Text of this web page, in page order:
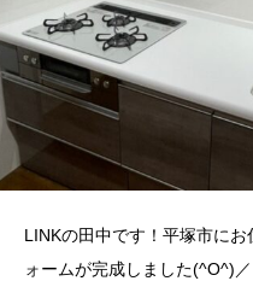
LINKの田中です！平塚市に
ォームが完成しました(^O^)／